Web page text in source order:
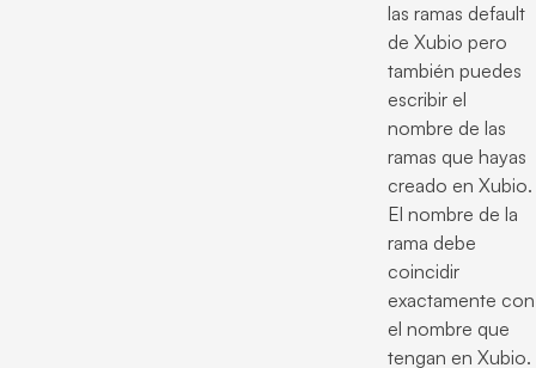
las ramas default
de Xubio pero
también puedes
escribir el
nombre de las
ramas que hayas
creado en Xubio.
El nombre de la
rama debe
coincidir
exactamente con
el nombre que
tengan en Xubio.